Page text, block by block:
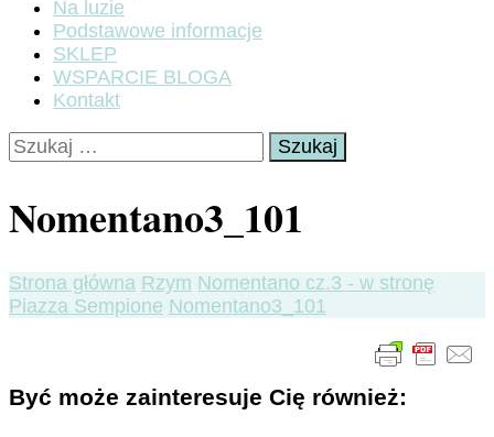
Na luzie
Podstawowe informacje
SKLEP
WSPARCIE BLOGA
Kontakt
Szukaj:
Nomentano3_101
Strona główna Rzym Nomentano cz.3 - w stronę
Piazza Sempione Nomentano3_101
Być może zainteresuje Cię również: